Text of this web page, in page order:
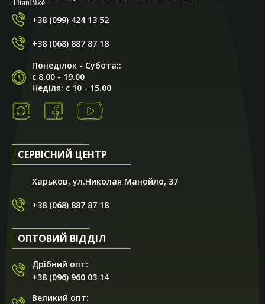
+38 (099) 424 13 52
+38 (068) 887 87 18
Понеділок - Субота::
с 8.00 - 19.00
Неділя: с 10 - 15.00
СЕРВІСНИЙ ЦЕНТР
Харьков, ул.Николая Манойло, 37
+38 (068) 887 87 18
ОПТОВИЙ ВІДДІЛ
Дрібний опт:
+38 (096) 960 03 14
Великий опт: